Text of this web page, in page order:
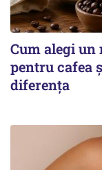
Cum alegi
pentru cafea
diferența